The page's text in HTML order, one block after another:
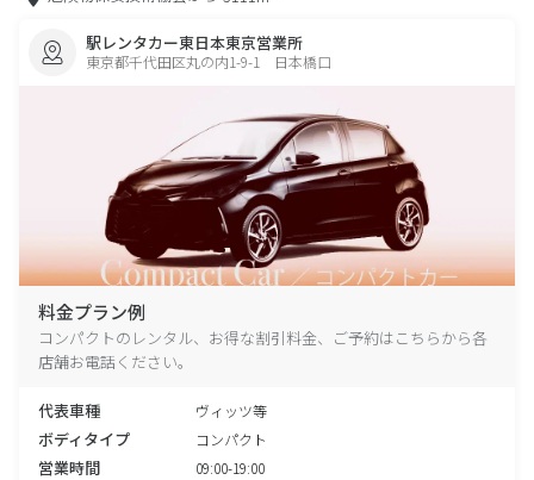
駅レンタカー東日本東京営業所
東京都千代田区丸の内1-9-1 日本橋口
料金プラン例
コンパクトのレンタル、お得な割引料金、ご予約はこちらから各
店舗お電話ください。
代表車種 ヴィッツ等
ボディタイプ コンパクト
営業時間 09:00-19:00